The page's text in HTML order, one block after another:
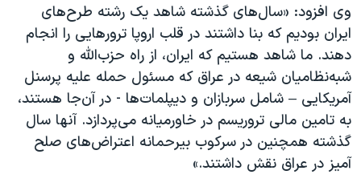
وی افزود: «سال‌های گذشته شاهد یک رشته طرح‌های
ایران بودیم که بنا داشتند در قلب اروپا ترورهایی را انجام
دهند. ما شاهد هستیم که ایران، از راه حزب‌الله و
شبه‌نظامیان شیعه در عراق که مسئول حمله علیه پرسنل
آمریکایی – شامل سربازان و دیپلمات‌ها - در آن‌جا هستند،
به تامین مالی تروریسم در خاورمیانه می‌پردازد. آنها سال
گذشته همچنین در سرکوب بیرحمانه اعتراض‌های صلح
آمیز در عراق نقش داشتند.»